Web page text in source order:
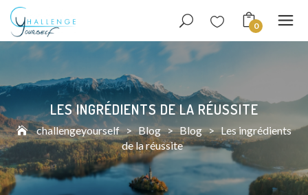
0
LES INGRÉDIENTS DE LA RÉUSSITE
challengeyourself > Blog > Blog > Les ingrédients
de la réussite